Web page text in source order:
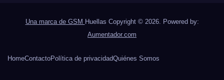
Una marca de GSM Huellas Copyright © 2026. Powered by:
Aumentador.com
HomeContactoPolítica de privacidadQuiénes Somos